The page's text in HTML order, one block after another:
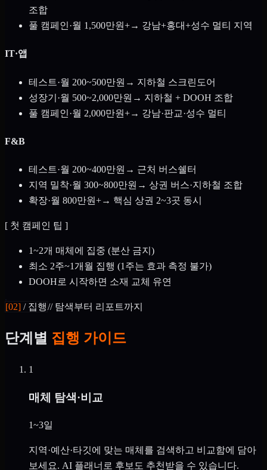
조합
풀 캠페인·월 1,500만원+→ 강남+홍대+성수 멀티 지역
IT·앱
테스트·월 200~500만원 → 지하철 스크린도어
성장기 ·월 500~2,000만원 → 지하철 + DOOH 조합
풀 캠페인·월 2,000만원+→ 강남·판교·성수 멀티
F&B
테스트·월 200~400만원 → 근처 버스쉘터
지역 밀착·월 300~800만원 → 상권 버스·지하철 조합
확장·월 800만원+→ 핵심 상권 2~3곳 동시
[ 첫 캠페인 팁 ]
1~2개 매체에 집중 (분산 금지)
최소 2주~1개월 집행 (1주는 효과 측정 불가)
DOOH로 시작하면 소재 교체 유연
[02] / 집행// 탐색부터 리포트까지
단계별 집행 가이드
1
매체 탐색·비교
1~3일
지역·예산·타깃에 맞는 매체를 검색하고 비교함에 담아
보세요. AI 플래너로 후보도 추천받을 수 있습니다.